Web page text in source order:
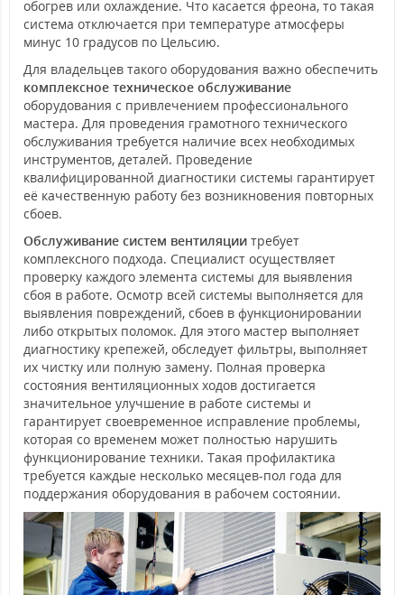
обогрев или охлаждение. Что касается фреона, то такая
система отключается при температуре атмосферы
минус 10 градусов по Цельсию.
Для владельцев такого оборудования важно обеспечить
комплексное техническое обслуживание
оборудования с привлечением профессионального
мастера. Для проведения грамотного технического
обслуживания требуется наличие всех необходимых
инструментов, деталей. Проведение
квалифицированной диагностики системы гарантирует
её качественную работу без возникновения повторных
сбоев.
Обслуживание систем вентиляции требует
комплексного подхода. Специалист осуществляет
проверку каждого элемента системы для выявления
сбоя в работе. Осмотр всей системы выполняется для
выявления повреждений, сбоев в функционировании
либо открытых поломок. Для этого мастер выполняет
диагностику крепежей, обследует фильтры, выполняет
их чистку или полную замену. Полная проверка
состояния вентиляционных ходов достигается
значительное улучшение в работе системы и
гарантирует своевременное исправление проблемы,
которая со временем может полностью нарушить
функционирование техники. Такая профилактика
требуется каждые несколько месяцев-пол года для
поддержания оборудования в рабочем состоянии.